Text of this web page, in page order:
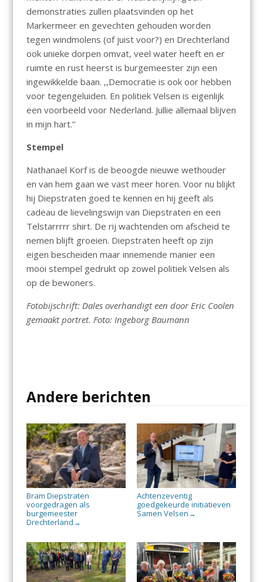
demonstraties zullen plaatsvinden op het
Markermeer en gevechten gehouden worden
tegen windmolens (of juist voor?) en Drechterland
ook unieke dorpen omvat, veel water heeft en er
ruimte en rust heerst is burgemeester zijn een
ingewikkelde baan. ,,Democratie is ook oor hebben
voor tegengeluiden. En politiek Velsen is eigenlijk
een voorbeeld voor Nederland. Jullie allemaal blijven
in mijn hart.’’
Stempel
Nathanael Korf is de beoogde nieuwe wethouder
en van hem gaan we vast meer horen. Voor nu blijkt
hij Diepstraten goed te kennen en hij geeft als
cadeau de lievelingswijn van Diepstraten en een
Telstarrrrr shirt. De rij wachtenden om afscheid te
nemen blijft groeien. Diepstraten heeft op zijn
eigen bescheiden maar innemende manier een
mooi stempel gedrukt op zowel politiek Velsen als
op de bewoners.
Fotobijschrift: Dales overhandigt een door Eric Coolen
gemaakt portret. Foto: Ingeborg Baumann
Andere berichten
Bram Diepstraten
voorgedragen als
burgemeester
Drechterland →
Achtenzeventig
goedgekeurde initiatieven
Samen Velsen →